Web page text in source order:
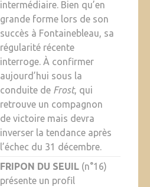
intermédiaire. Bien qu’en
grande forme lors de son
succès à Fontainebleau, sa
régularité récente
interroge. À confirmer
aujourd’hui sous la
conduite de Frost, qui
retrouve un compagnon
de victoire mais devra
inverser la tendance après
l’échec du 31 décembre.
FRIPON DU SEUIL(n°16)
présente un profil